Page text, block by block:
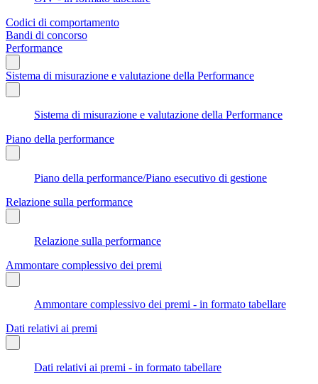
Codici di comportamento
Bandi di concorso
Performance
Sistema di misurazione e valutazione della Performance
Sistema di misurazione e valutazione della Performance
Piano della performance
Piano della performance/Piano esecutivo di gestione
Relazione sulla performance
Relazione sulla performance
Ammontare complessivo dei premi
Ammontare complessivo dei premi - in formato tabellare
Dati relativi ai premi
Dati relativi ai premi - in formato tabellare